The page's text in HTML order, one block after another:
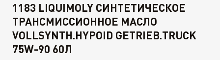
1183 LIQUIMOLY СИНТЕТИЧЕСКОЕ
ТРАНСМИССИОННОЕ МАСЛО
VOLLSYNTH.HYPOID GETRIEB.TRUCK
75W-90 60Л